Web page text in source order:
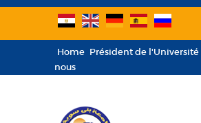
Home Président de l'Université
nous